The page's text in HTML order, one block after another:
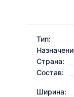
Тип:
Страна:
Состав:
Ширина: